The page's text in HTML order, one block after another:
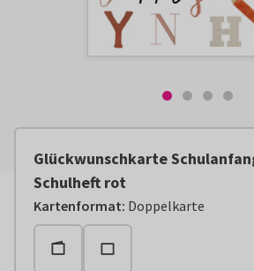
Glückwunschkarte
Schulheft rot
Kartenformat: Doppelkarte
Ab:€ 2,99Exkl. Portokosten